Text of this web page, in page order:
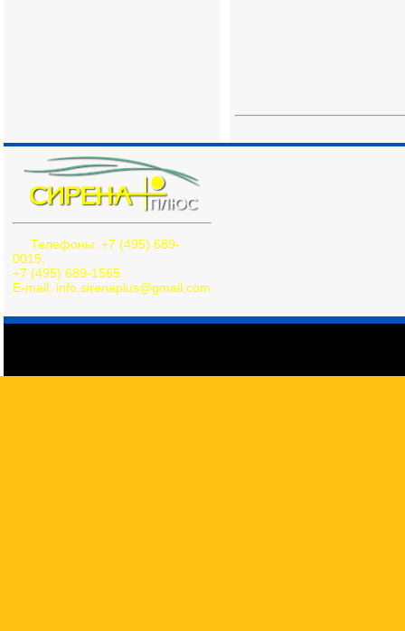
Телефоны: +7 (495) 689-
0015,
+7 (495) 689-1565
E-mail: info.sirenaplus@gmail.com